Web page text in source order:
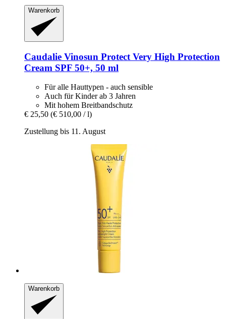
Warenkorb
Caudalie Vinosun Protect Very High Protection
Cream SPF 50+, 50 ml
Für alle Hauttypen - auch sensible
Auch für Kinder ab 3 Jahren
Mit hohem Breitbandschutz
€ 25,50 (€ 510,00 / l)
Zustellung bis 11. August
Warenkorb